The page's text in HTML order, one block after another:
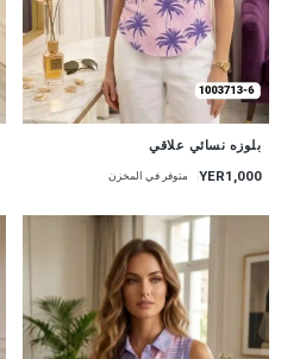
بلوزه نسائي علاقي
YER1,000 متوفر في المخزن